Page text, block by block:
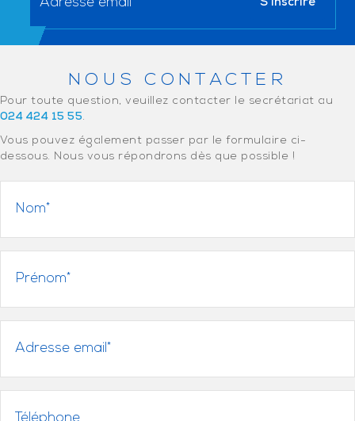
NOUS CONTACTER
Pour toute question, veuillez contacter le secrétariat au
024 424 15 55.
Vous pouvez également passer par le formulaire ci-
dessous. Nous vous répondrons dès que possible !